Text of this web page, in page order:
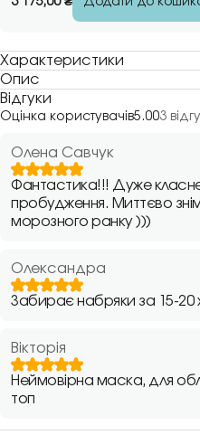
Характеристики
Опис
Відгуки
Оцінка користувачів5.003
Олена Савчук
Фантастика!!! Дуже класне
пробудження. Миттєво
морозного ранку )))
Олександра
Забирає набряки за 15-20
Вікторія
Неймовірна маска, для
топ